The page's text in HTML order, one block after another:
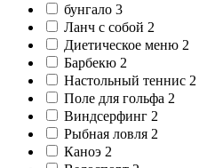
бунгало 3
Ланч с собой 2
Диетическое меню 2
Барбекю 2
Настольный теннис 2
Поле для гольфа 2
Виндсерфинг 2
Рыбная ловля 2
Каноэ 2